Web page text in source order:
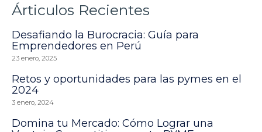
Árticulos Recientes
Desafiando la Burocracia: Guía para
Emprendedores en Perú
23 enero, 2025
Retos y oportunidades para las pymes en el
2024
3 enero, 2024
Domina tu Mercado: Cómo Lograr una